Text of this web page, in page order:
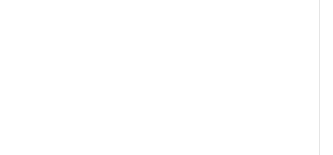
EXTRACCIÓN · TUESTE · RATIO · MÉTODO